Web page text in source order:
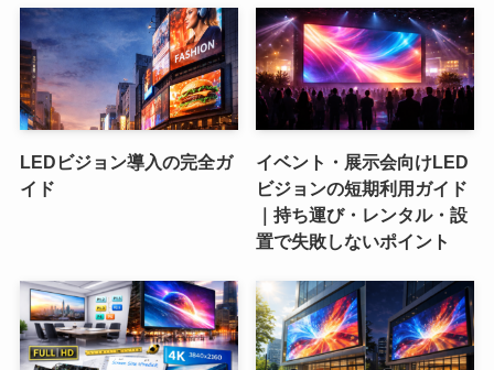
LEDビジョン導入の完全ガ
イド
イベント・展示会向けLED
ビジョンの短期利用ガイド
｜持ち運び・レンタル・設
置で失敗しないポイント